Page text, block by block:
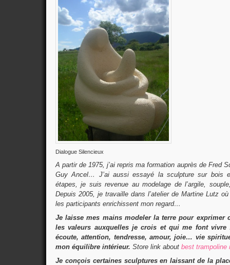
Dialogue Silencieux
A partir de 1975, j’ai repris ma formation auprès de Fred
Guy Ancel… J’ai aussi essayé la sculpture sur bois
étapes, je suis revenue au modelage de l’argile,
Depuis 2005, je travaille dans l’atelier de Martine Lutz
les participants enrichissent mon regard…
Je laisse mes mains modeler la terre pour exprimer
les valeurs auxquelles je crois et qui me font vivre
écoute, attention, tendresse, amour, joie… vie
mon équilibre intérieur. Store link about best trampoline
Je conçois certaines sculptures en laissant de la